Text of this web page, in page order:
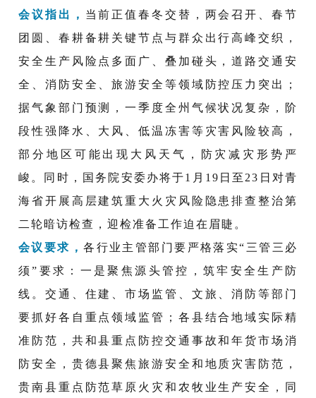
会议指出， 当前正值春冬交替，两会召开、春节
团圆、春耕备耕关键节点与群众出行高峰交织，
安全生产风险点多面广、叠加碰头，道路交通安
全、消防安全、旅游安全等领域防控压力突出；
据气象部门预测，一季度全州气候状况复杂，阶
段性强降水、大风、低温冻害等灾害风险较高，
部分地区可能出现大风天气，防灾减灾形势严
峻。同时，国务院安委办将于1月19日至23日对青
海省开展高层建筑重大火灾风险隐患排查整治第
二轮暗访检查，迎检准备工作迫在眉睫。
会议要求，各行业主管部门要严格落实“三管三必
须”要求：一是聚焦源头管控，筑牢安全生产防
线。交通、住建、市场监管、文旅、消防等部门
要抓好各自重点领域监管；各县结合地域实际精
准防范，共和县重点防控交通事故和年货市场消
防安全，贵德县聚焦旅游安全和地质灾害防范，
贵南县重点防范草原火灾和农牧业生产安全，同